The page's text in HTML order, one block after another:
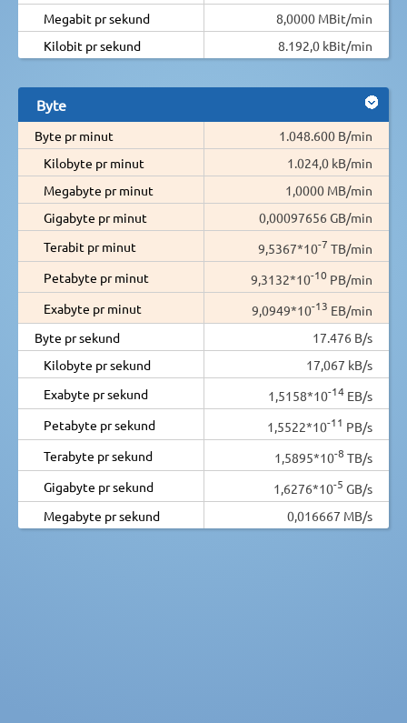
Megabit pr sekund
8,0000 MBit/min
Kilobit pr sekund
8.192,0 kBit/min
Byte
Byte pr minut
1.048.600 B/min
Kilobyte pr minut
1.024,0 kB/min
Megabyte pr minut
1,0000 MB/min
Gigabyte pr minut
0,00097656 GB/min
Terabit pr minut
9,5367*10-7 TB/min
Petabyte pr minut
9,3132*10-10 PB/min
Exabyte pr minut
9,0949*10-13 EB/min
Byte pr sekund
17.476 B/s
Kilobyte pr sekund
17,067 kB/s
Exabyte pr sekund
1,5158*10-14 EB/s
Petabyte pr sekund
1,5522*10-11 PB/s
Terabyte pr sekund
1,5895*10-8 TB/s
Gigabyte pr sekund
1,6276*10-5 GB/s
Megabyte pr sekund
0,016667 MB/s